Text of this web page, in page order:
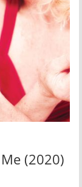
(2020)